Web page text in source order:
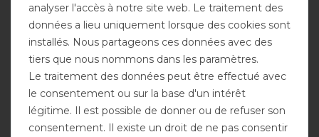
Fermeture
frontale double
analyser l'accès à notre site web. Le traitement des
données a lieu uniquement lorsque des cookies sont
installés. Nous partageons ces données avec des
tiers que nous nommons dans les paramètres.
Le traitement des données peut être effectué avec
le consentement ou sur la base d'un intérêt
légitime. Il est possible de donner ou de refuser son
consentement. Il existe un droit de ne pas consentir